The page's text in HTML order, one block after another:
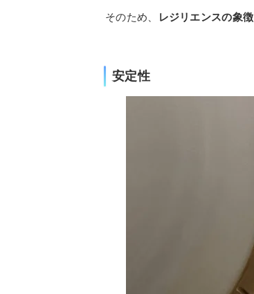
そのため、 レジリエンスの象徴
安定性